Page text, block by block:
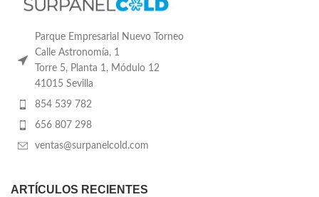
Parque Empresarial Nuevo Torneo
Calle Astronomía, 1
Torre 5, Planta 1, Módulo 12
41015 Sevilla
854 539 782
656 807 298
ventas@surpanelcold.com
ARTÍCULOS RECIENTES